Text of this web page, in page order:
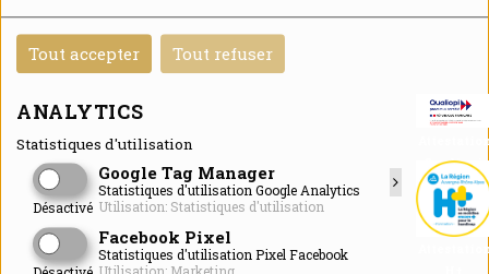
Tout accepter Tout refuser
ANALYTICS
Statistiques d'utilisation
Google Tag Manager
Désactivé
Statistiques d'utilisation Google Analytics
Utilisation: Statistiques d'utilisation
Facebook Pixel
Statistiques d'utilisation Pixel Facebook
Utilisation: Marketing
Qualiopi